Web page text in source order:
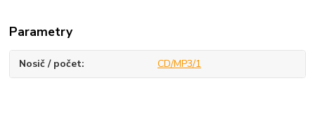
Parametry
Nosič / počet CD/MP3/1